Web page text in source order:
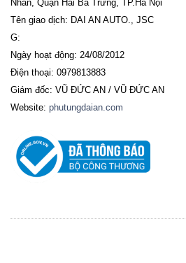
Nhàn, Quận Hai Bà Trưng, TP.Hà Nội
Tên giao dịch: DAI AN AUTO., JSC
G:
Ngày hoạt động: 24/08/2012
Điện thoại: 0979813883
Giám đốc: VŨ ĐỨC AN / VŨ ĐỨC AN
Website: phutungdaian.com